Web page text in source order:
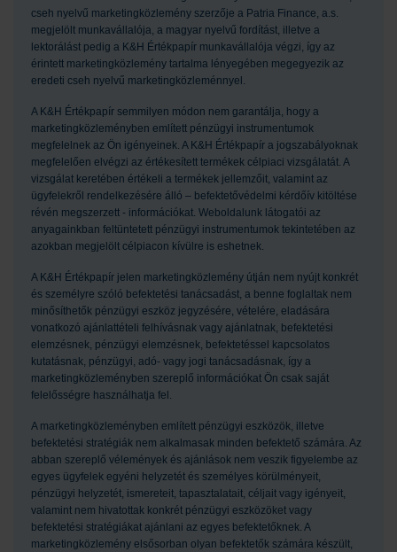
cseh nyelvű marketingközlemény szerzője a Patria Finance, a.s.
megjelölt munkavállalója, a magyar nyelvű fordítást, illetve a
lektorálást pedig a K&H Értékpapír munkavállalója végzi, így az
érintett marketingközlemény tartalma lényegében megegyezik az
eredeti cseh nyelvű marketingközleménnyel.
A K&H Értékpapír semmilyen módon nem garantálja, hogy a
marketingközleményben említett pénzügyi instrumentumok
megfelelnek az Ön igényeinek. A K&H Értékpapír a jogszabályoknak
megfelelően elvégzi az értékesített termékek célpiaci vizsgálatát. A
vizsgálat keretében értékeli a termékek jellemzőit, valamint az
ügyfelekről rendelkezésére álló – befektetővédelmi kérdőív kitöltése
révén megszerzett - információkat. Weboldalunk látogatói az
anyagainkban feltüntetett pénzügyi instrumentumok tekintetében az
azokban megjelölt célpiacon kívülre is eshetnek.
A K&H Értékpapír jelen marketingközlemény útján nem nyújt konkrét
és személyre szóló befektetési tanácsadást, a benne foglaltak nem
minősíthetők pénzügyi eszköz jegyzésére, vételére, eladására
vonatkozó ajánlattételi felhívásnak vagy ajánlatnak, befektetési
elemzésnek, pénzügyi elemzésnek, befektetéssel kapcsolatos
kutatásnak, pénzügyi, adó- vagy jogi tanácsadásnak, így a
marketingközleményben szereplő információkat Ön csak saját
felelősségre használhatja fel.
A marketingközleményben említett pénzügyi eszközök, illetve
befektetési stratégiák nem alkalmasak minden befektető számára. Az
abban szereplő vélemények és ajánlások nem veszik figyelembe az
egyes ügyfelek egyéni helyzetét és személyes körülményeit,
pénzügyi helyzetét, ismereteit, tapasztalatait, céljait vagy igényeit,
valamint nem hivatottak konkrét pénzügyi eszközöket vagy
befektetési stratégiákat ajánlani az egyes befektetőknek. A
marketingközlemény elsősorban olyan befektetők számára készült,